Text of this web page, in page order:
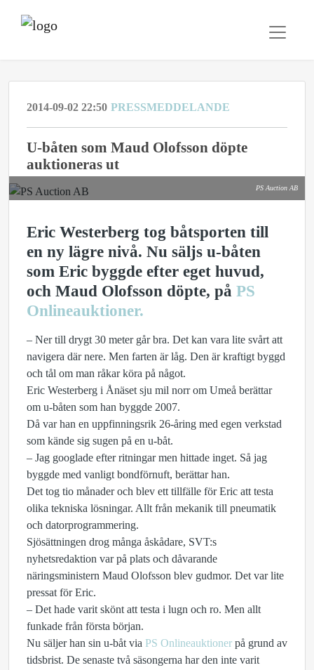
2014-09-02 22:50 PRESSMEDDELANDE
U-båten som Maud Olofsson döpte
auktioneras ut
PS Auction AB
Eric Westerberg tog båtsporten till
en ny lägre nivå. Nu säljs u-båten
som Eric byggde efter eget huvud,
och Maud Olofsson döpte, på PS
Onlineauktioner.
– Ner till drygt 30 meter går bra. Det kan vara lite svårt att
navigera där nere. Men farten är låg. Den är kraftigt byggd
och tål om man råkar köra på något.
Eric Westerberg i Ånäset sju mil norr om Umeå berättar
om u-båten som han byggde 2007.
Då var han en uppfinningsrik 26-åring med egen verkstad
som kände sig sugen på en u-båt.
– Jag googlade efter ritningar men hittade inget. Så jag
byggde med vanligt bondförnuft, berättar han.
Det tog tio månader och blev ett tillfälle för Eric att testa
olika tekniska lösningar. Allt från mekanik till pneumatik
och datorprogrammering.
Sjösättningen drog många åskådare, SVT:s
nyhetsredaktion var på plats och dåvarande
näringsministern Maud Olofsson blev gudmor. Det var lite
pressat för Eric.
– Det hade varit skönt att testa i lugn och ro. Men allt
funkade från första början.
Nu säljer han sin u-båt via PS Onlineauktioner på grund av
tidsbrist. De senaste två säsongerna har den inte varit